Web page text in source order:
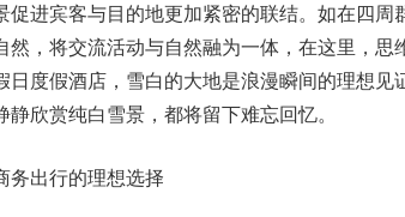
促进宾客与目的地更加紧密的联结。如在四周
然，将交流活动与自然融为一体，在这里，
日度假酒店 ，雪白的大地是浪漫瞬间的理想
欣赏纯白雪景，都将留下难忘回忆。
务出行的理想选择